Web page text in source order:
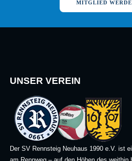
MITGLIED
UNSER VEREIN
Der SV Rennsteig Neuhaus 1990 e.V. ist